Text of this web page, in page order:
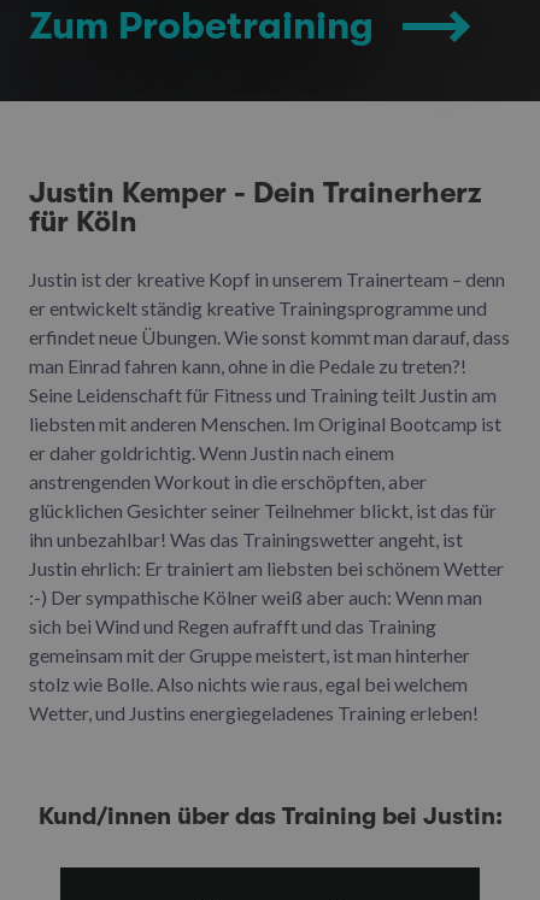
Zum Probetraining
Justin Kemper - Dein Trainerherz
für Köln
Justin ist der kreative Kopf in unserem Trainerteam – denn
er entwickelt ständig kreative Trainingsprogramme und
erfindet neue Übungen. Wie sonst kommt man darauf, dass
man Einrad fahren kann, ohne in die Pedale zu treten?!
Seine Leidenschaft für Fitness und Training teilt Justin am
liebsten mit anderen Menschen. Im Original Bootcamp ist
er daher goldrichtig. Wenn Justin nach einem
anstrengenden Workout in die erschöpften, aber
glücklichen Gesichter seiner Teilnehmer blickt, ist das für
ihn unbezahlbar! Was das Trainingswetter angeht, ist
Justin ehrlich: Er trainiert am liebsten bei schönem Wetter
:-) Der sympathische Kölner weiß aber auch: Wenn man
sich bei Wind und Regen aufrafft und das Training
gemeinsam mit der Gruppe meistert, ist man hinterher
stolz wie Bolle. Also nichts wie raus, egal bei welchem
Wetter, und Justins energiegeladenes Training erleben!
Kund/innen über das Training bei Justin: